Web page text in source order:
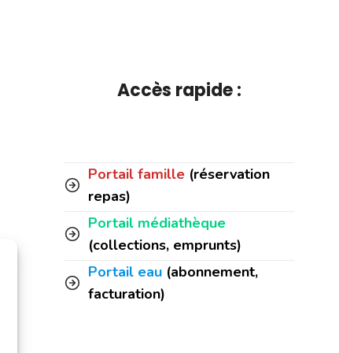
Accès rapide :
Portail famille (réservation
repas)
Portail médiathèque
(collections, emprunts)
Portail eau (abonnement,
facturation)